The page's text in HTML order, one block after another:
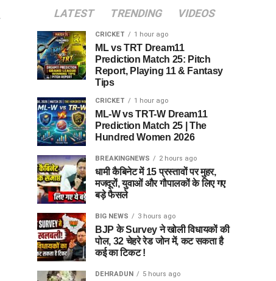
LATEST TRENDING VIDEOS
CRICKET 1 hour ago
ML vs TRT Dream11
Prediction Match 25: Pitch
Report, Playing 11 & Fantasy
Tips
CRICKET 1 hour ago
ML-W vs TRT-W Dream11
Prediction Match 25 | The
Hundred Women 2026
BREAKINGNEWS 2 hours ago
धामी कैबिनेट में 15 प्रस्तावों पर मुहर,
मजदूरों, युवाओं और गौपालकों के लिए गए
बड़े फैसले
BIG NEWS 3 hours ago
BJP के Survey ने खोली विधायकों की
पोल, 32 चेहरे रेड जोन में, कट सकता है
कई का टिकट !
DEHRADUN 5 hours ago